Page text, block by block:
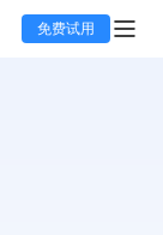
免费试用